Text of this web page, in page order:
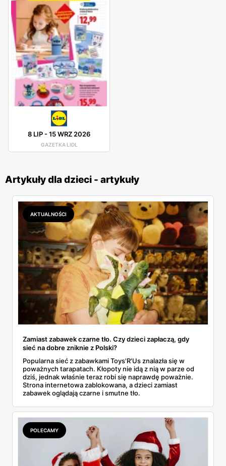
8 LIP-15 WRZ 2026
GAZETKA LIDL
Artykuły dla dzieci - artykuły
AKTUALNOŚCI
Zamiast zabawek czarne tło. Czy dzieci zapłaczą, gdy
sieć na dobre zniknie z Polski?
Popularna sieć z zabawkami Toys'R'Us znalazła się w
poważnych tarapatach. Kłopoty nie idą z nią w parze od
dziś, jednak właśnie teraz robi się naprawdę poważnie.
Strona internetowa zablokowana, a dzieci zamiast
zabawek oglądają czarne i smutne tło.
POLECAMY